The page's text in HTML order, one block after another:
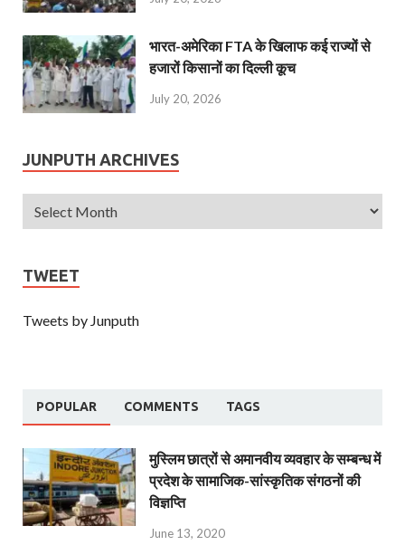
भारत-अमेरिका FTA के खिलाफ कई राज्यों से
हजारों किसानों का दिल्ली कूच
July 20, 2026
JUNPUTH ARCHIVES
TWEET
Tweets by Junputh
POPULAR COMMENTS TAGS
मुस्लिम छात्रों से अमानवीय व्यवहार के सम्बन्ध में
प्रदेश के सामाजिक-सांस्कृतिक संगठनों की
विज्ञप्ति
June 13, 2020